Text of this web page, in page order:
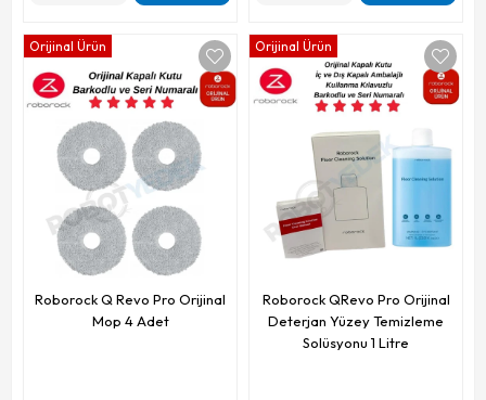
Roborock Q Revo Pro Orijinal
Mop 4 Adet
Orijinal Ürün
Roborock QRevo Pro Orijinal
Deterjan Yüzey Temizleme
Solüsyonu 1 Litre
Orijinal Ürün